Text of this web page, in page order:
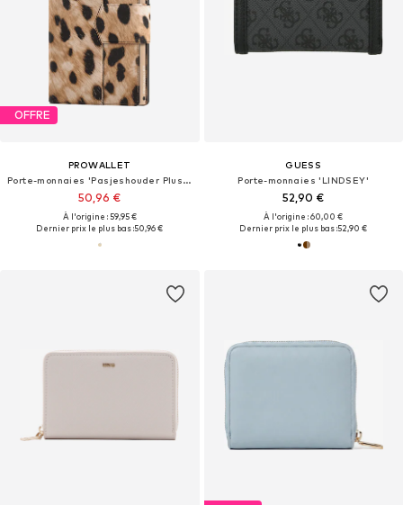
OFFRE
PROWALLET
Porte-monnaies 'Pasjeshouder Plus Leopard'
50,96 €
À l'origine : 59,95 €
Dernier prix le plus bas :50,96 €
GUESS
Porte-monnaies 'LINDSEY'
52,90 €
À l'origine : 60,00 €
Dernier prix le plus bas :52,90 €